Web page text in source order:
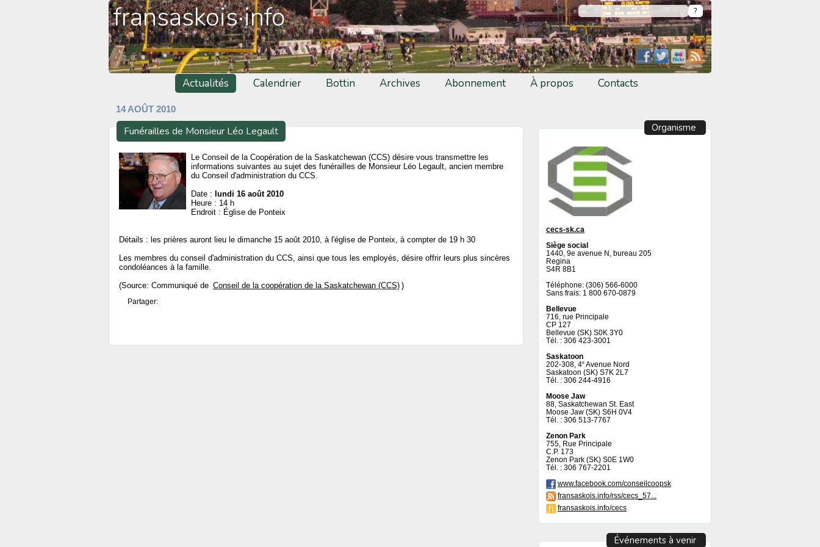
fransaskois·info
Actualités Calendrier Bottin Archives Abonnement À propos Contacts
14 AOÛT 2010
Funérailles de Monsieur Léo Legault
Le Conseil de la Coopération de la Saskatchewan (CCS) désire vous transmettre les
informations suivantes au sujet des funérailles de Monsieur Léo Legault, ancien membre
du Conseil d'administration du CCS.
Date : lundi 16 août 2010
Heure : 14 h
Endroit : Église de Ponteix
Détails : les prières auront lieu le dimanche 15 août 2010, à l'église de Ponteix, à compter de 19 h 30
Les membres du conseil d'administration du CCS, ainsi que tous les employés, désire offrir leurs plus sincères
condoléances à la famille.
(Source: Communiqué de Conseil de la coopération de la Saskatchewan (CCS) )
Partager:
Organisme
cecs-sk.ca
Siège social
1440, 9e avenue N, bureau 205
Regina
S4R 8B1
Téléphone: (306) 566-6000
Sans frais: 1 800 670-0879
Bellevue
716, rue Principale
CP 127
Bellevue (SK) S0K 3Y0
Tél. : 306 423-3001
Saskatoon
202-308, 4e Avenue Nord
Saskatoon (SK) S7K 2L7
Tél. : 306 244-4916
Moose Jaw
88, Saskatchewan St. East
Moose Jaw (SK) S6H 0V4
Tél. : 306 513-7767
Zenon Park
755, Rue Principale
C.P. 173
Zenon Park (SK) S0E 1W0
Tél. : 306 767-2201
www.facebook.com/conseilcoopsk
fransaskois.info/rss/cecs_57...
fransaskois.info/cecs
Événements à venir